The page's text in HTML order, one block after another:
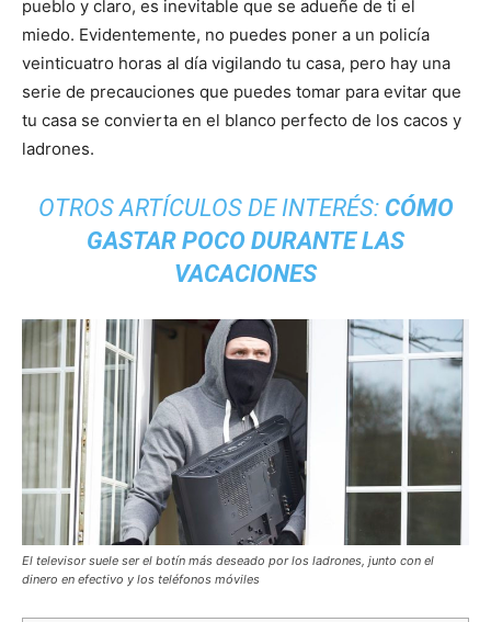
pueblo y claro, es inevitable que se adueñe de ti el
miedo. Evidentemente, no puedes poner a un policía
veinticuatro horas al día vigilando tu casa, pero hay una
serie de precauciones que puedes tomar para evitar que
tu casa se convierta en el blanco perfecto de los cacos y
ladrones.
OTROS ARTÍCULOS DE INTERÉS: CÓMO
GASTAR POCO DURANTE LAS
VACACIONES
El televisor suele ser el botín más deseado por los ladrones, junto con el
dinero en efectivo y los teléfonos móviles